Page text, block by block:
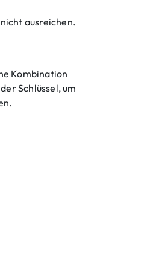
ausreichen.
Kombination
Schlüssel, um